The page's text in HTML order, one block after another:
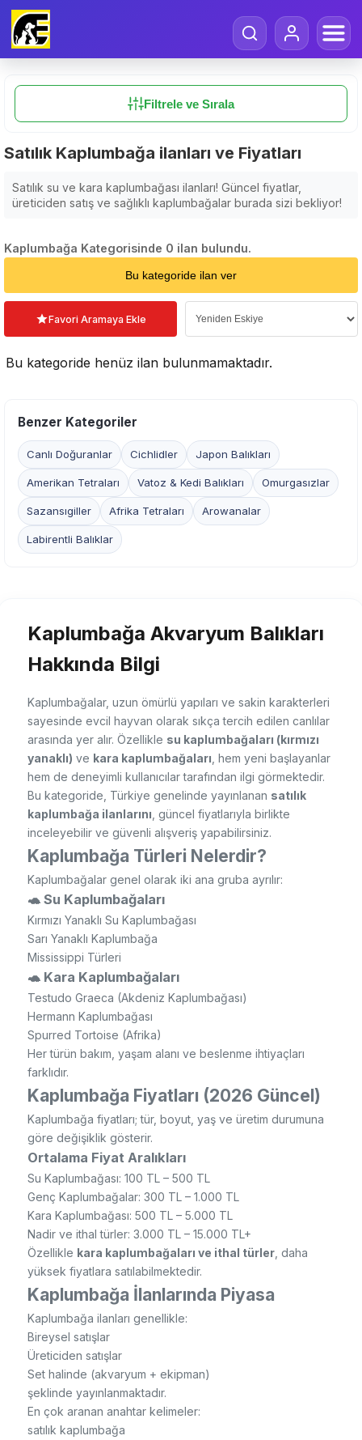
Filtrele ve Sırala
Satılık Kaplumbağa ilanları ve Fiyatları
Satılık su ve kara kaplumbağası ilanları! Güncel fiyatlar,
üreticiden satış ve sağlıklı kaplumbağalar burada sizi bekliyor!
Kaplumbağa Kategorisinde 0 ilan bulundu.
Bu kategoride ilan ver
Favori Aramaya Ekle
Bu kategoride henüz ilan bulunmamaktadır.
Benzer Kategoriler
Canlı Doğuranlar Cichlidler Japon Balıkları
Amerikan Tetraları Vatoz & Kedi Balıkları Omurgasızlar
Sazansıgiller Afrika Tetraları Arowanalar
Labirentli Balıklar
Kaplumbağa Akvaryum Balıkları
Hakkında Bilgi
Kaplumbağalar, uzun ömürlü yapıları ve sakin karakterleri
sayesinde evcil hayvan olarak sıkça tercih edilen canlılar
arasında yer alır. Özellikle su kaplumbağaları (kırmızı
yanaklı) ve kara kaplumbağaları , hem yeni başlayanlar
hem de deneyimli kullanıcılar tarafından ilgi görmektedir.
Bu kategoride, Türkiye genelinde yayınlanan satılık
kaplumbağa ilanlarını , güncel fiyatlarıyla birlikte
inceleyebilir ve güvenli alışveriş yapabilirsiniz.
Kaplumbağa Türleri Nelerdir?
Kaplumbağalar genel olarak iki ana gruba ayrılır:
🐢 Su Kaplumbağaları
Kırmızı Yanaklı Su Kaplumbağası
Sarı Yanaklı Kaplumbağa
Mississippi Türleri
🐢 Kara Kaplumbağaları
Testudo Graeca (Akdeniz Kaplumbağası)
Hermann Kaplumbağası
Spurred Tortoise (Afrika)
Her türün bakım, yaşam alanı ve beslenme ihtiyaçları
farklıdır.
Kaplumbağa Fiyatları (2026 Güncel)
Kaplumbağa fiyatları; tür, boyut, yaş ve üretim durumuna
göre değişiklik gösterir.
Ortalama Fiyat Aralıkları
Su Kaplumbağası: 100 TL – 500 TL
Genç Kaplumbağalar: 300 TL – 1.000 TL
Kara Kaplumbağası: 500 TL – 5.000 TL
Nadir ve ithal türler: 3.000 TL – 15.000 TL+
Özellikle kara kaplumbağaları ve ithal türler , daha
yüksek fiyatlara satılabilmektedir.
Kaplumbağa İlanlarında Piyasa
Kaplumbağa ilanları genellikle:
Bireysel satışlar
Üreticiden satışlar
Set halinde (akvaryum + ekipman)
şeklinde yayınlanmaktadır.
En çok aranan anahtar kelimeler:
satılık kaplumbağa